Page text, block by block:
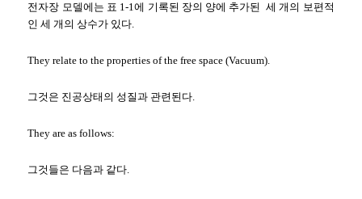
전자장 모델에는 표 1-1에 기록된 장의 양에 추가된 세 개의 보편적
인 세 개의 상수가 있다.
They relate to the properties of the free space (Vacuum).
그것은 진공상태의 성질과 관련된다.
They are as follows:
그것들은 다음과 같다.